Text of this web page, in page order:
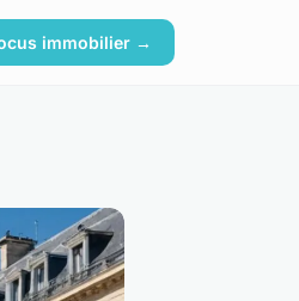
immobilier →